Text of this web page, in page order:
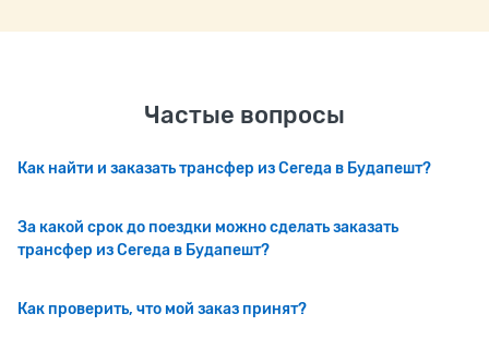
Частые вопросы
Как найти и заказать трансфер из Сегеда в Будапешт?
За какой срок до поездки можно сделать заказать
трансфер из Сегеда в Будапешт?
Как проверить, что мой заказ принят?